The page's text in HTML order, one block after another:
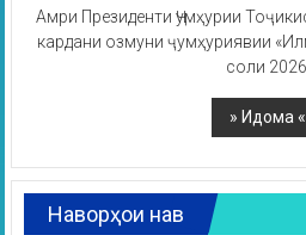
Амри Президенти Ҷумҳурии
кардани озмуни ҷумҳуриявии
соли 2026.
Наворҳои нав